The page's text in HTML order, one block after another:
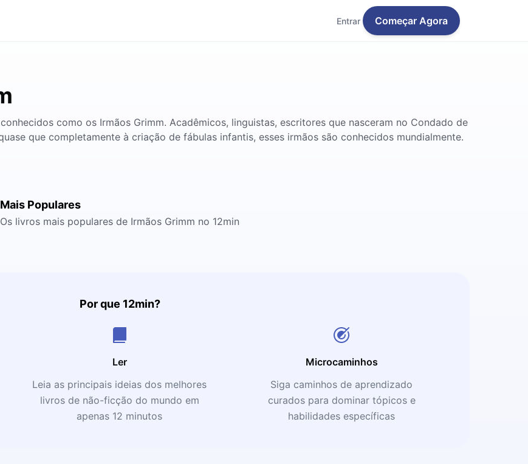
Entrar Começar Agora
como os Irmãos Grimm. Acadêmicos, linguistas, escritores que nasceram no Condado de
que completamente à criação de fábulas infantis, esses irmãos são conhecidos mundialmente.
Mais Populares
Os livros mais populares de Irmãos Grimm no 12min
Por que 12min?
Ler
Leia as principais ideias dos melhores
livros de não-ficção do mundo em
apenas 12 minutos
Microcaminhos
Siga caminhos de aprendizado
curados para dominar tópicos e
habilidades específicas